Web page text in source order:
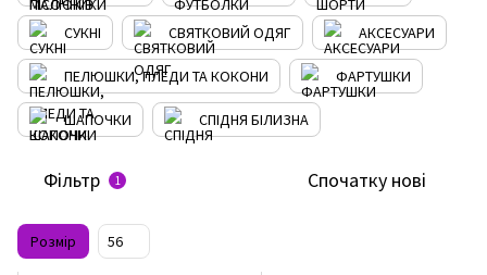
СУКНІ СВЯТКОВИЙ ОДЯГ АКСЕСУАРИ
ПЕЛЮШКИ, ПЛЕДИ ТА КОКОНИ ФАРТУШКИ
ШАПОЧКИ СПІДНЯ БІЛИЗНА
Фільтр 1 Спочатку нові
Розмір 56